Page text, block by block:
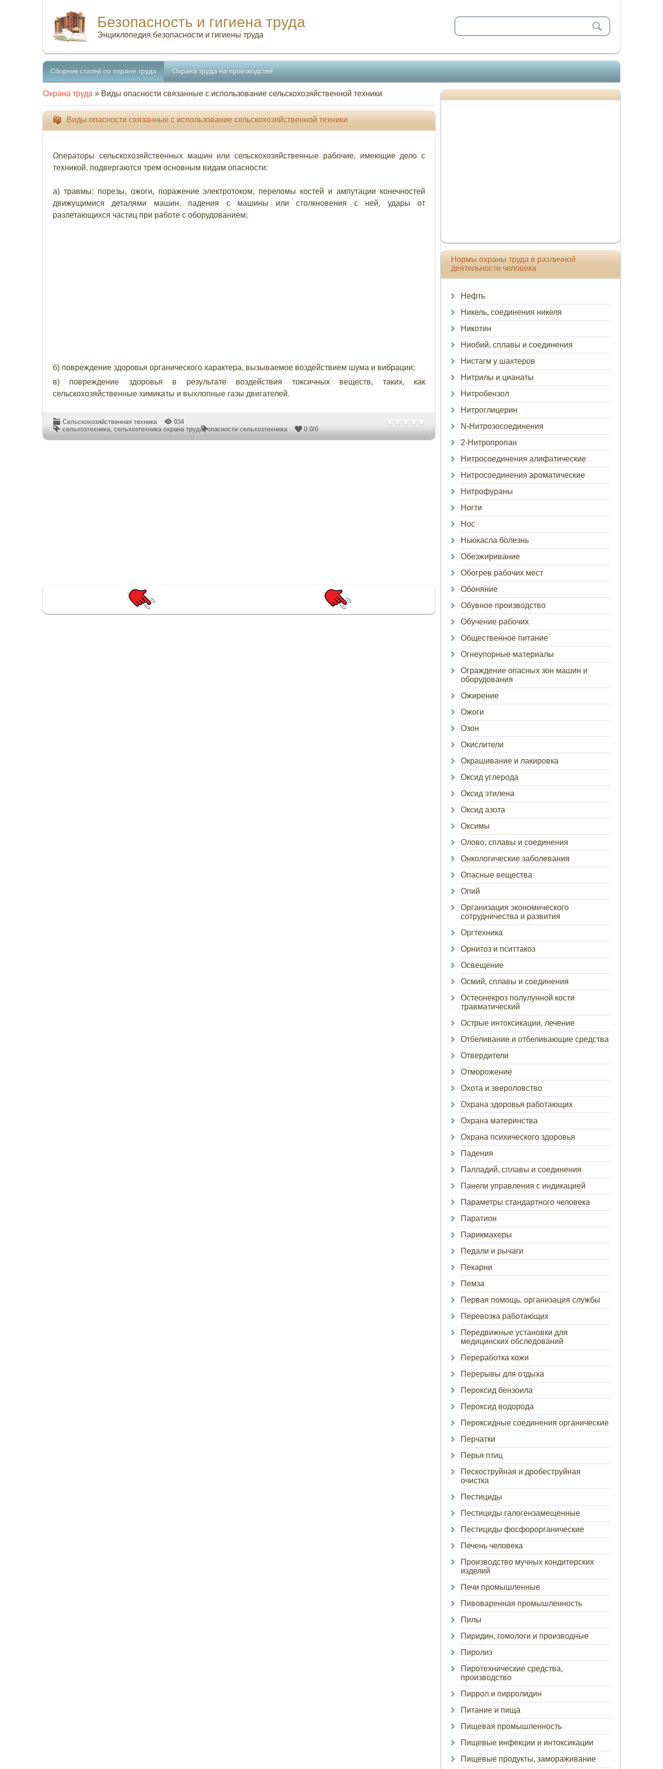
Безопасность и гигиена труда
Энциклопедия безопасности и гигиены труда
Сборник статей по охране труда Охрана труда на производстве
Охрана труда » Виды опасности связанные с использование сельскохозяйственной техники
Виды опасности связанные с использование сельскохозяйственной техники
Операторы сельскохозяйственных машин или сельскохозяйственные рабочие, имеющие дело с
техникой, подвергаются трем основным видам опасности:
а) травмы: порезы, ожоги, поражение электротоком, переломы костей и ампутации конечностей
движущимися деталями машин, падения с машины или столкновения с ней, удары от
разлетающихся частиц при работе с оборудованием;
б) повреждение здоровья органического характера, вызываемое воздействием шума и вибрации;
в) повреждение здоровья в результате воздействия токсичных веществ, таких, как
сельскохозяйственные химикаты и выхлопные газы двигателей.
Сельскохозяйственная техника
934
сельхозтехника, сельхозтехника охрана труда,опасности сельхозтехника 0.0/0
Нормы охраны труда в различной
деятельности человека
Нефть
Никель, соединения никеля
Никотин
Ниобий, сплавы и соединения
Нистагм у шахтеров
Нитрилы и цианаты
Нитробензол
Нитроглицерин
N-Нитрозосоединения
2-Нитропропан
Нитросоединения алифатические
Нитросоединения ароматические
Нитрофураны
Ногти
Нос
Ньюкасла болезнь
Обезжиривание
Обогрев рабочих мест
Обоняние
Обувное производство
Обучение рабочих
Общественное питание
Огнеупорные материалы
Ограждение опасных зон машин и
оборудования
Ожирение
Ожоги
Озон
Окислители
Окрашивание и лакировка
Оксид углерода
Оксид этилена
Оксид азота
Оксимы
Олово, сплавы и соединения
Онкологические заболевания
Опасные вещества
Опий
Организация экономического
сотрудничества и развития
Оргтехника
Орнитоз и пситтакоз
Освещение
Осмий, сплавы и соединения
Остеонекроз полулунной кости
травматический
Острые интоксикации, лечение
Отбеливание и отбеливающие средства
Отвердители
Отморожение
Охота и звероловство
Охрана здоровья работающих
Охрана материнства
Охрана психического здоровья
Падения
Палладий, сплавы и соединения
Панели управления с индикацией
Параметры стандартного человека
Паратион
Парикмахеры
Педали и рычаги
Пекарни
Пемза
Первая помощь, организация службы
Перевозка работающих
Передвижные установки для
медицинских обследований
Переработка кожи
Перерывы для отдыха
Пероксид бензоила
Пероксид водорода
Пероксидные соединения органические
Перчатки
Перья птиц
Пескоструйная и дробеструйная
очистка
Пестициды
Пестициды галогензамещенные
Пестициды фосфорорганические
Печень человека
Производство мучных кондитерских
изделий
Печи промышленные
Пивоваренная промышленность
Пилы
Пиридин, гомологи и производные
Пиролиз
Пиротехнические средства,
производство
Пиррол и пирролидин
Питание и пища
Пищевая промышленность
Пищевые инфекции и интоксикации
Пищевые продукты, замораживание